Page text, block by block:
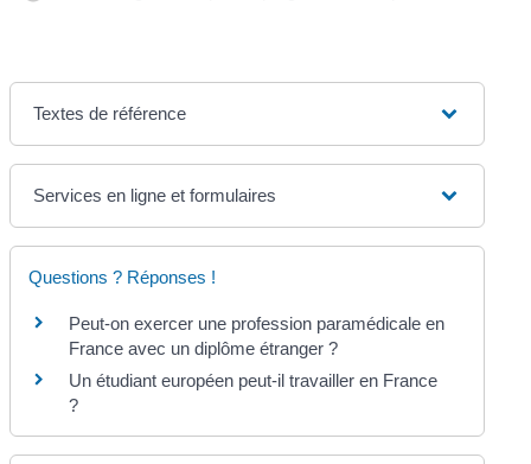
Textes de référence
Services en ligne et formulaires
Questions ? Réponses !
Peut-on exercer une profession paramédicale en
France avec un diplôme étranger ?
Un étudiant européen peut-il travailler en France
?